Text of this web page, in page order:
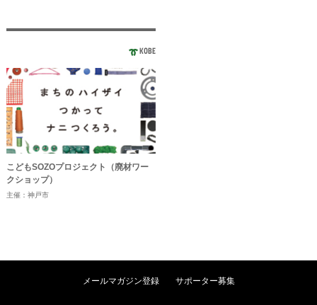
KOBE
こどもSOZOプロジェクト（廃材ワー
クショップ）
主催：神戸市
メールマガジン登録 サポーター募集